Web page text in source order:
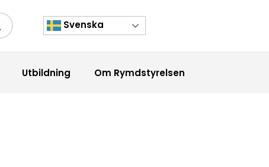
Svenska
Utbildning Om Rymdstyrelsen